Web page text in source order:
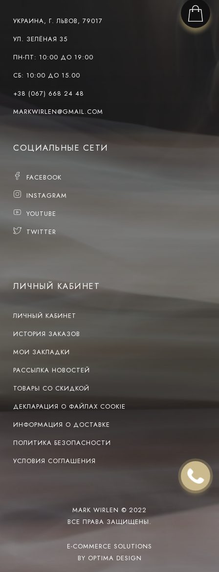
УКРАИНА, Г. ЛЬВОВ, 79017
УЛ. ЗЕЛЁНАЯ 35
ПН-ПТ: 10:00 ДО 19:00
СБ: 10:00 ДО 15.00
+38 (067) 668 24 48
MARKWIRLEN@GMAIL.COM
СОЦИАЛЬНЫЕ СЕТИ
FACEBOOK
INSTAGRAM
YOUTUBE
TWITTER
ЛИЧНЫЙ КАБИНЕТ
ЛИЧНЫЙ КАБИНЕТ
ИСТОРИЯ ЗАКАЗОВ
МОИ ЗАКЛАДКИ
РАССЫЛКА НОВОСТЕЙ
ТОВАРЫ СО СКИДКОЙ
ДЕКЛАРАЦИЯ О ФАЙЛАХ COOKIE
ИНФОРМАЦИЯ О ДОСТАВКЕ
ПОЛИТИКА БЕЗОПАСНОСТИ
УСЛОВИЯ СОГЛАШЕНИЯ
MARK WIRLEN © 2022
ВСЕ ПРАВА ЗАЩИЩЕНЫ.
E-COMMERCE SOLUTIONS
BY OPTIMA DESIGN